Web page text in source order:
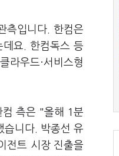
측입니다. 한컴은
요. 한컴독스 등
라우드·서비스형
컴 측은 "올해 1분
습니다. 박종선 유
전트 시장 진출을